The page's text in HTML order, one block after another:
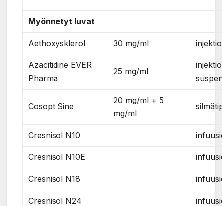
Myönnetyt luvat
Aethoxysklerol 30 mg/ml
Azacitidine EVER
Pharma
25 mg/ml
Cosopt Sine
20 mg/ml + 5
mg/ml
Cresnisol N10
Cresnisol N10E
Cresnisol N18
Cresnisol N24